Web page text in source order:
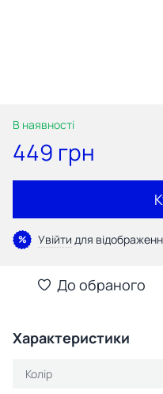
В наявності
449 грн
% Увійти для
До обраного
Характеристики
Колір